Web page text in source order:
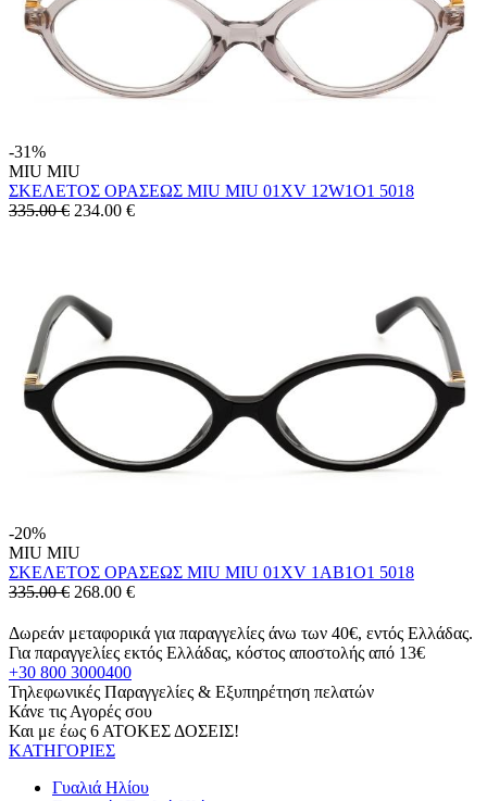
-31%
MIU MIU
ΣΚΕΛΕΤΟΣ ΟΡΑΣΕΩΣ MIU MIU 01XV 12W1O1 5018
335.00 € 234.00 €
-20%
MIU MIU
ΣΚΕΛΕΤΟΣ ΟΡΑΣΕΩΣ MIU MIU 01XV 1AB1O1 5018
335.00 € 268.00 €
Δωρεάν μεταφορικά για παραγγελίες άνω των 40€, εντός Ελλάδας.
Για παραγγελίες εκτός Ελλάδας, κόστος αποστολής από 13€
+30 800 3000400
Τηλεφωνικές Παραγγελίες & Εξυπηρέτηση πελατών
Κάνε τις Αγορές σου
Και με έως 6 ΑΤΟΚΕΣ ΔΟΣΕΙΣ!
ΚΑΤΗΓΟΡΙΕΣ
Γυαλιά Ηλίου